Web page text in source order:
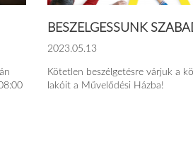
BESZÉLGESSÜNK
2023.05.13
Kötetlen beszélgetésre várjuk a
lakóit a Művelődési Házba!